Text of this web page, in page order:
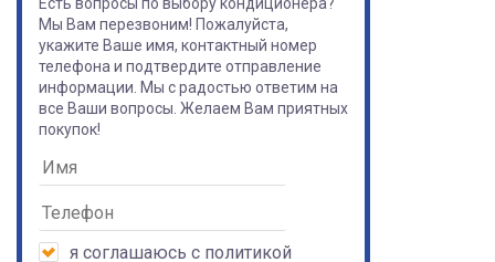
Мы Вам перезвоним! Пожалуйста,
укажите Ваше имя, контактный номер
телефона и подтвердите отправление
информации. Мы с радостью ответим на
все Ваши вопросы. Желаем Вам приятных
покупок!
я соглашаюсь с политикой